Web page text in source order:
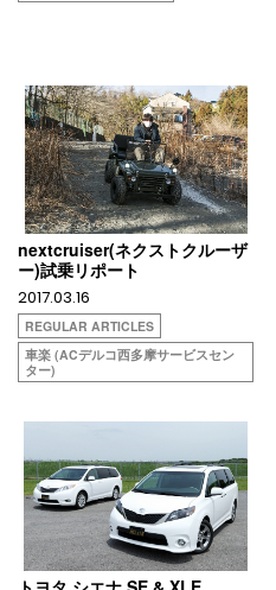
nextcruiser(ネクストクルーザ
ー)試乗リポート
2017.03.16
REGULAR ARTICLES
車楽 (ACデルコ西多摩サービスセン
ター)